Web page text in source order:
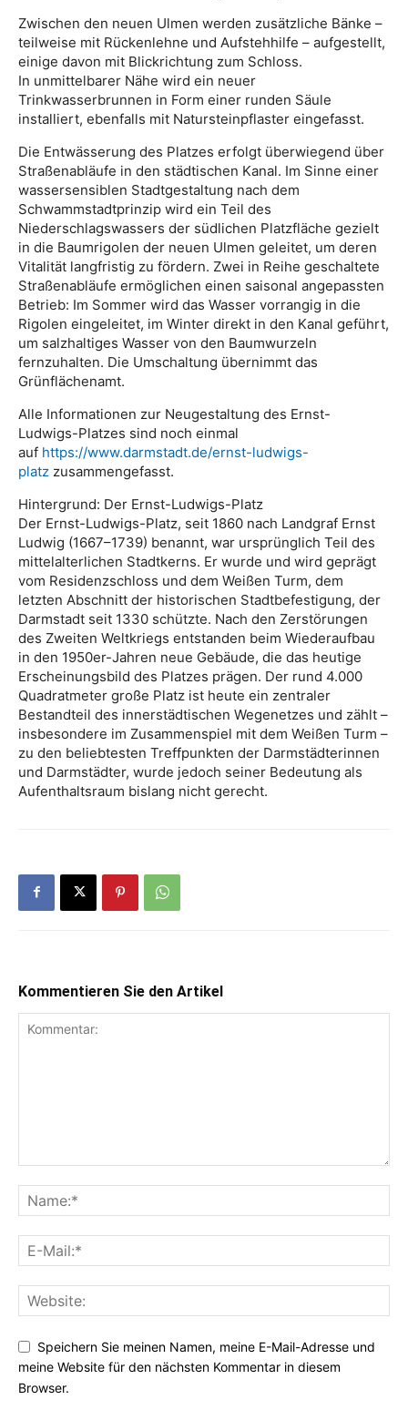
Zwischen den neuen Ulmen werden zusätzliche Bänke –
teilweise mit Rückenlehne und Aufstehhilfe – aufgestellt,
einige davon mit Blickrichtung zum Schloss.
In unmittelbarer Nähe wird ein neuer
Trinkwasserbrunnen in Form einer runden Säule
installiert, ebenfalls mit Natursteinpflaster eingefasst.
Die Entwässerung des Platzes erfolgt überwiegend über
Straßenabläufe in den städtischen Kanal. Im Sinne einer
wassersensiblen Stadtgestaltung nach dem
Schwammstadtprinzip wird ein Teil des
Niederschlagswassers der südlichen Platzfläche gezielt
in die Baumrigolen der neuen Ulmen geleitet, um deren
Vitalität langfristig zu fördern. Zwei in Reihe geschaltete
Straßenabläufe ermöglichen einen saisonal angepassten
Betrieb: Im Sommer wird das Wasser vorrangig in die
Rigolen eingeleitet, im Winter direkt in den Kanal geführt,
um salzhaltiges Wasser von den Baumwurzeln
fernzuhalten. Die Umschaltung übernimmt das
Grünflächenamt.
Alle Informationen zur Neugestaltung des Ernst-
Ludwigs-Platzes sind noch einmal
auf https://www.darmstadt.de/ernst-ludwigs-
platz zusammengefasst.
Hintergrund: Der Ernst-Ludwigs-Platz
Der Ernst-Ludwigs-Platz, seit 1860 nach Landgraf Ernst
Ludwig (1667–1739) benannt, war ursprünglich Teil des
mittelalterlichen Stadtkerns. Er wurde und wird geprägt
vom Residenzschloss und dem Weißen Turm, dem
letzten Abschnitt der historischen Stadtbefestigung, der
Darmstadt seit 1330 schützte. Nach den Zerstörungen
des Zweiten Weltkriegs entstanden beim Wiederaufbau
in den 1950er-Jahren neue Gebäude, die das heutige
Erscheinungsbild des Platzes prägen. Der rund 4.000
Quadratmeter große Platz ist heute ein zentraler
Bestandteil des innerstädtischen Wegenetzes und zählt –
insbesondere im Zusammenspiel mit dem Weißen Turm –
zu den beliebtesten Treffpunkten der Darmstädterinnen
und Darmstädter, wurde jedoch seiner Bedeutung als
Aufenthaltsraum bislang nicht gerecht.
Kommentieren Sie den Artikel
Speichern Sie meinen Namen, meine E-Mail-Adresse und
meine Website für den nächsten Kommentar in diesem
Browser.